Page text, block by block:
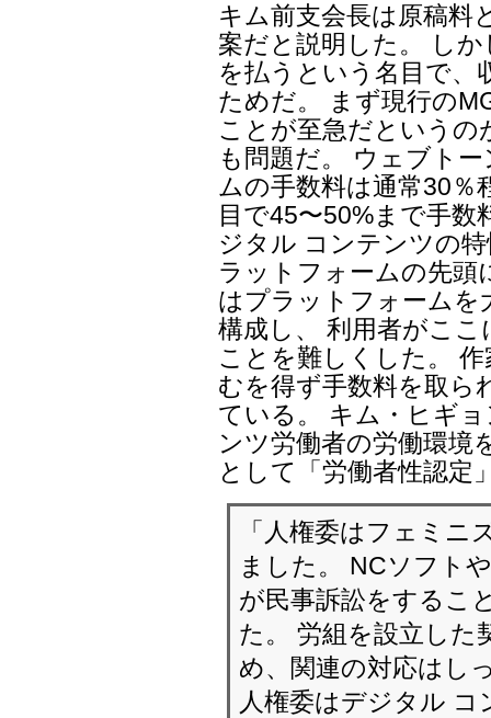
キム前支会長は原稿料
案だと説明した。 し
を払うという名目で、
ためだ。 まず現行の
ことが至急だというの
も問題だ。 ウェブト
ムの手数料は通常30％
目で45〜50%まで手
ジタル コンテンツの
ラットフォームの先頭
はプラットフォームを
構成し、 利用者がこ
ことを難しくした。
むを得ず手数料を取ら
ている。 キム・ヒギ
ンツ労働者の労働環境
として「労働者性認定
「人権委はフェミニ
ました。 NCソフト
が民事訴訟をするこ
た。 労組を設立した
め、関連の対応はし
人権委はデジタル コ